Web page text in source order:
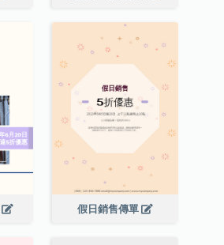
假日銷售傳單